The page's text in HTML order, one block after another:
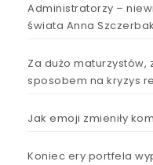
Administratorzy –
świata Anna
Za dużo maturzystów,
sposobem na kryzys
Jak emoji zmieniły
Koniec ery portfela